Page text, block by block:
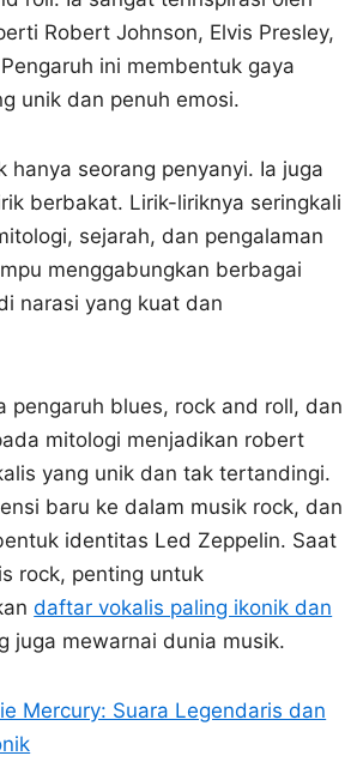
Robert Johnson, Elvis Presley,
ini membentuk gaya
unik dan penuh emosi.
hanya seorang penyanyi. Ia juga
berbakat. Lirik-liriknya seringkali
sejarah, dan pengalaman
menggabungkan berbagai
narasi yang kuat dan
pengaruh blues, rock and roll, dan
mitologi menjadikan robert
yang unik dan tak tertandingi.
baru ke dalam musik rock, dan
identitas Led Zeppelin. Saat
rock, penting untuk
daftar vokalis paling ikonik dan
juga mewarnai dunia musik.
Mercury: Suara Legendaris dan